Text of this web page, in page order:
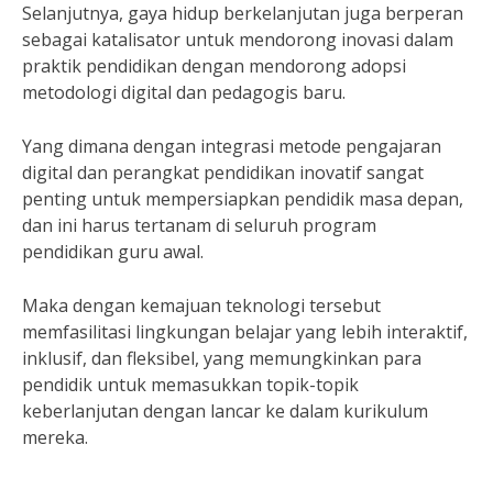
Selanjutnya, gaya hidup berkelanjutan juga berperan
sebagai katalisator untuk mendorong inovasi dalam
praktik pendidikan dengan mendorong adopsi
metodologi digital dan pedagogis baru.
Yang dimana dengan integrasi metode pengajaran
digital dan perangkat pendidikan inovatif sangat
penting untuk mempersiapkan pendidik masa depan,
dan ini harus tertanam di seluruh program
pendidikan guru awal.
Maka dengan kemajuan teknologi tersebut
memfasilitasi lingkungan belajar yang lebih interaktif,
inklusif, dan fleksibel, yang memungkinkan para
pendidik untuk memasukkan topik-topik
keberlanjutan dengan lancar ke dalam kurikulum
mereka.